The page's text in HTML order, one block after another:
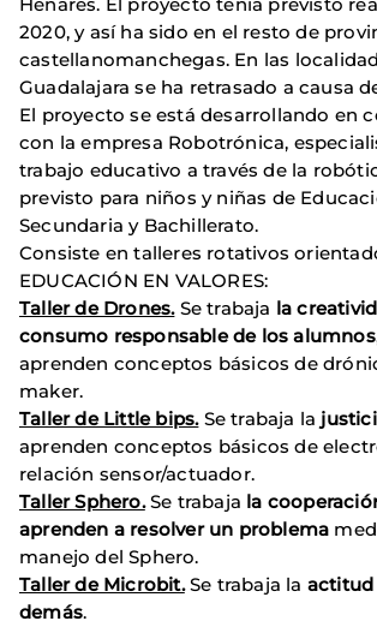
Henares. El proyecto tenía previsto
2020, y así ha sido en el resto de
castellanomanchegas. En las
Guadalajara se ha retrasado a causa
El proyecto se está desarrollando en
con la empresa Robotrónica,
trabajo educativo a través de la
previsto para niños y niñas de
Secundaria y Bachillerato.
Consiste en talleres rotativos
EDUCACIÓN EN VALORES:
Taller de Drones.Se trabaja la
consumo responsable de los alumnos
aprenden conceptos básicos de
maker.
Taller de Little bips.Se trabaja la
aprenden conceptos básicos de
relación sensor/actuador.
Taller Sphero.Se trabaja la
aprenden a resolver un problema
manejo del Sphero.
Taller de Microbit.Se trabaja la actitud
demás.